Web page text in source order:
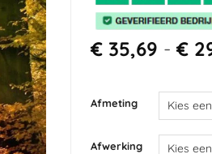
€35,69 - €
Afmeting
Afwerking